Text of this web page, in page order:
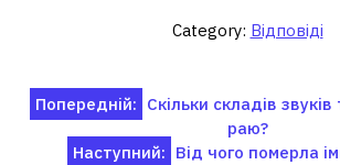
Category: Відповіді
Навігація
записів
Попередній: Скільки складів звуків
раю?
Наступний: Від чого померла